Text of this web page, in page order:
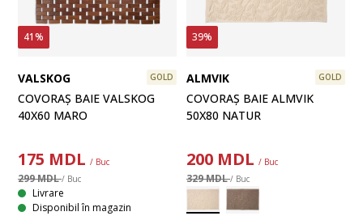
41%
VALSKOG GOLD
COVORAȘ BAIE VALSKOG
40X60 MARO
175 MDL / Buc
299 MDL/ Buc
Livrare
Disponibil în magazin
39%
ALMVIK GOLD
COVORAȘ BAIE ALMVIK
50X80 NATUR
200 MDL / Buc
329 MDL/ Buc